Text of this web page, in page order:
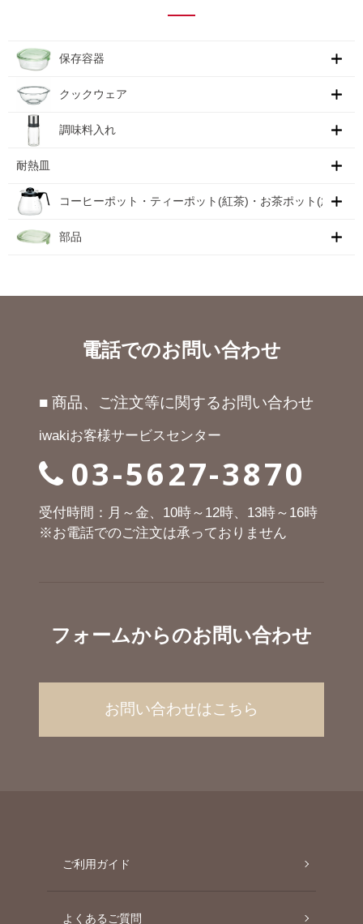
保存容器
クックウェア
調味料入れ
耐熱皿
コーヒーポット・ティーポット(紅茶)・お茶ポット(急須)
部品
電話でのお問い合わせ
■ 商品、ご注文等に関するお問い合わせ
iwakiお客様サービスセンター
03-5627-3870
受付時間：月～金、10時～12時、13時～16時
※お電話でのご注文は承っておりません
フォームからのお問い合わせ
お問い合わせはこちら
ご利用ガイド
よくあるご質問